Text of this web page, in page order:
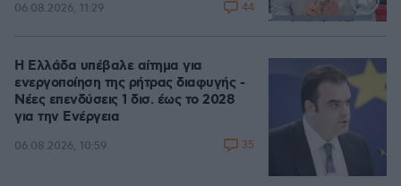
Loaded
06.08.2026, 11:29 44
Η Ελλάδα υπέβαλε αίτημα για
ενεργοποίηση της ρήτρας διαφυγής -
Νέες επενδύσεις 1 δισ. έως το 2028
για την Ενέργεια
06.08.2026, 10:59 35